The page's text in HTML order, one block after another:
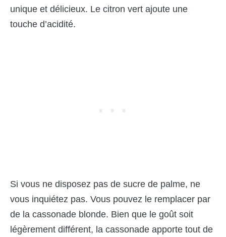
unique et délicieux. Le citron vert ajoute une
touche d’acidité.
Si vous ne disposez pas de sucre de palme, ne
vous inquiétez pas. Vous pouvez le remplacer par
de la cassonade blonde. Bien que le goût soit
légèrement différent, la cassonade apporte tout de